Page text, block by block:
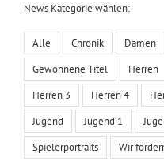
News Kategorie wählen:
Alle Chronik Damen
Gewonnene Titel Herren
Herren 3 Herren 4
Jugend Jugend 1
Spielerportraits Wir